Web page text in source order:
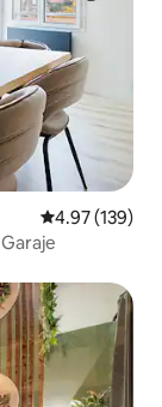
Calificación
4.97 (139)